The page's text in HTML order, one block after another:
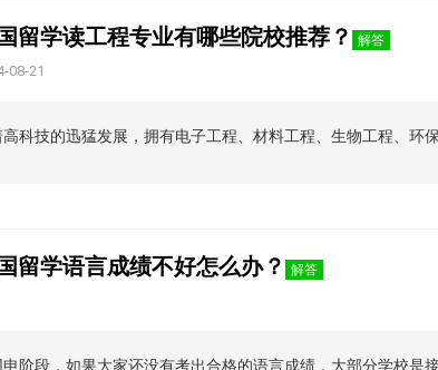
留学读工程专业有哪些院校推荐？ 解答
08-21
高科技的迅猛发展，拥有电子工程、材料工程、生物工程、环
留学语言成绩不好怎么办？ 解答
阶段，如果大家还没有考出合格的语言成绩，大部分学校是